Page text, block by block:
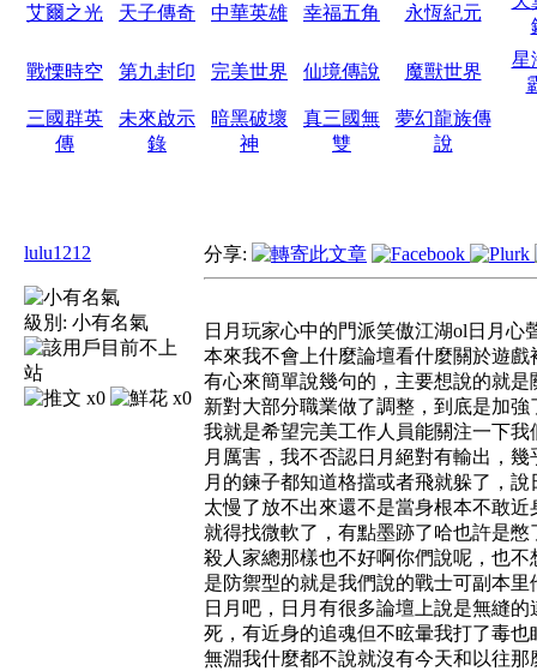
艾爾之光 天子傳奇 中華英雄 幸福五角 永恆紀元
戰慄時空 第九封印 完美世界 仙境傳說 魔獸世界
星
三國群英
傳
未來啟示
錄
暗黑破壞
神
真三國無
雙
夢幻龍族傳
說
lulu1212
級別: 小有名氣
x0 x0
分享:
日月玩家心中的門派笑傲江湖ol日月心
本來我不會上什麼論壇看什麼關於遊
有心來簡單說幾句的，主要想說的就
新對大部分職業做了調整，到底是加
我就是希望完美工作人員能關注一下
月厲害，我不否認日月絕對有輸出，
月的鍊子都知道格擋或者飛就躲了，
太慢了放不出來還不是當身根本不敢
就得找微軟了，有點墨跡了哈也許是
殺人家總那樣也不好啊你們說呢，也
是防禦型的就是我們說的戰士可副本
日月吧，日月有很多論壇上說是無縫
死，有近身的追魂但不眩暈我打了毒
無淵我什麼都不說就沒有今天和以往